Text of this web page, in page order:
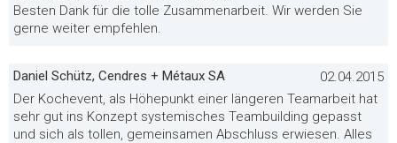
Besten Dank für die tolle Zusammenarbeit. Wir werden Sie
gerne weiter empfehlen.
Daniel Schütz, Cendres + Métaux SA
02.04.2015
Der Kochevent, als Höhepunkt einer längeren Teamarbeit hat
sehr gut ins Konzept systemisches Teambuilding gepasst
und sich als tollen, gemeinsamen Abschluss erwiesen. Alles